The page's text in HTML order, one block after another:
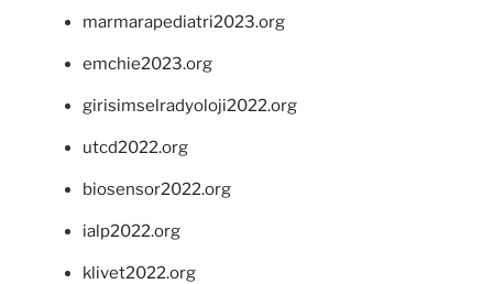
marmarapediatri2023.org
emchie2023.org
girisimselradyoloji2022.org
utcd2022.org
biosensor2022.org
ialp2022.org
klivet2022.org